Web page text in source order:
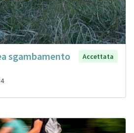
sgambamento
Accettata